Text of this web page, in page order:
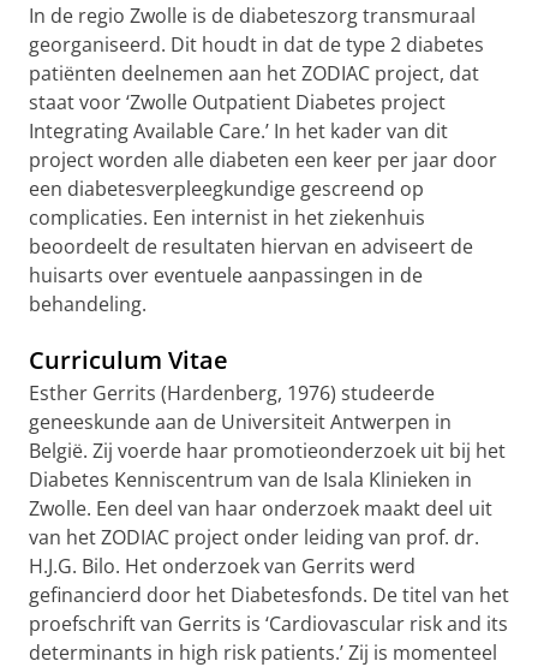
In de regio Zwolle is de diabeteszorg transmuraal
georganiseerd. Dit houdt in dat de type 2 diabetes
patiënten deelnemen aan het ZODIAC project, dat
staat voor ‘Zwolle Outpatient Diabetes project
Integrating Available Care.’ In het kader van dit
project worden alle diabeten een keer per jaar door
een diabetesverpleegkundige gescreend op
complicaties. Een internist in het ziekenhuis
beoordeelt de resultaten hiervan en adviseert de
huisarts over eventuele aanpassingen in de
behandeling.
Curriculum Vitae
Esther Gerrits (Hardenberg, 1976) studeerde
geneeskunde aan de Universiteit Antwerpen in
België. Zij voerde haar promotieonderzoek uit bij het
Diabetes Kenniscentrum van de Isala Klinieken in
Zwolle. Een deel van haar onderzoek maakt deel uit
van het ZODIAC project onder leiding van prof. dr.
H.J.G. Bilo. Het onderzoek van Gerrits werd
gefinancierd door het Diabetesfonds. De titel van het
proefschrift van Gerrits is ‘Cardiovascular risk and its
determinants in high risk patients.’ Zij is momenteel